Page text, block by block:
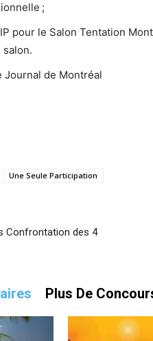
;
pour le Salon Tentation
Journal de Montréal
Une Seule Participation
Confrontation des 4
Plus De